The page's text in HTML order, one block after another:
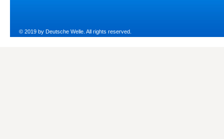
© 2019 by Deutsche Welle. All rights reserved.